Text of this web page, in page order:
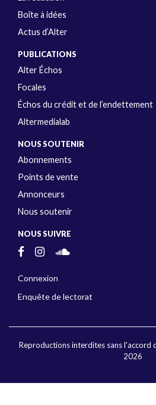
Boîte à idées
Actus d’Alter
PUBLICATIONS
Alter Échos
Focales
Échos du crédit et de l’endettement
Altermedialab
NOUS SOUTENIR
Abonnements
Points de vente
Annonceurs
Nous soutenir
NOUS SUIVRE
Connexion
Enquête de lectorat
Reproductions interdites sans l'accord
2026